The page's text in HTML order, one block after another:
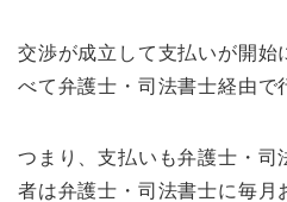
交渉が成立して支払いが開始
べて弁護士・司法書士経由で
つまり、支払いも弁護士・司
者は弁護士・司法書士に毎月